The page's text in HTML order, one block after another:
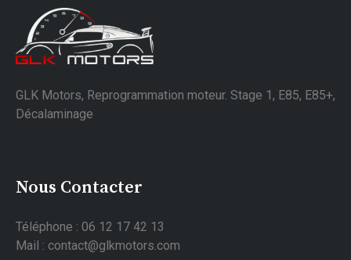
GLK Motors, Reprogrammation moteur. Stage 1, E85, E85+,
Décalaminage
Nous Contacter
Téléphone : 06 12 17 42 13
Mail : contact@glkmotors.com